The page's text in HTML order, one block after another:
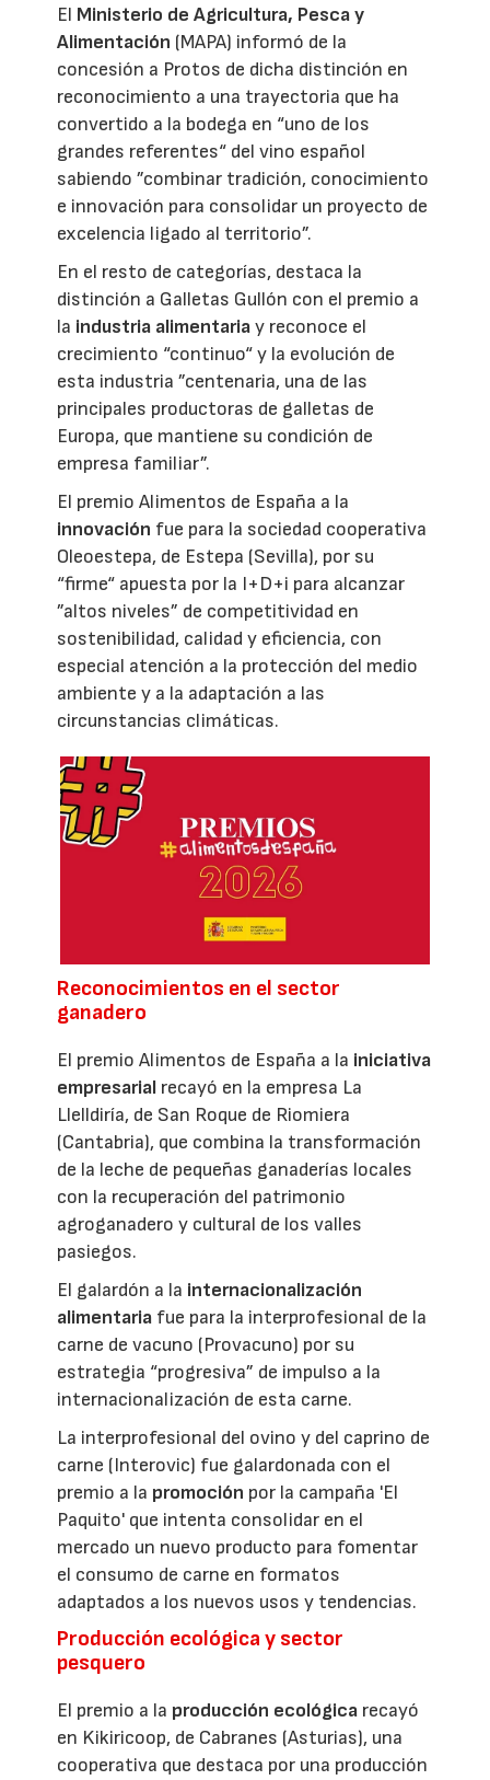
El Ministerio de Agricultura, Pesca y
Alimentación (MAPA) informó de la
concesión a Protos de dicha distinción en
reconocimiento a una trayectoria que ha
convertido a la bodega en “uno de los
grandes referentes“ del vino español
sabiendo ”combinar tradición, conocimiento
e innovación para consolidar un proyecto de
excelencia ligado al territorio”.
En el resto de categorías, destaca la
distinción a Galletas Gullón con el premio a
la industria alimentariay reconoce el
crecimiento “continuo“ y la evolución de
esta industria ”centenaria, una de las
principales productoras de galletas de
Europa, que mantiene su condición de
empresa familiar”.
El premio Alimentos de España a la
innovación fue para la sociedad cooperativa
Oleoestepa, de Estepa (Sevilla), por su
“firme“ apuesta por la I+D+i para alcanzar
”altos niveles” de competitividad en
sostenibilidad, calidad y eficiencia, con
especial atención a la protección del medio
ambiente y a la adaptación a las
circunstancias climáticas.
Reconocimientos en el sector
ganadero
El premio Alimentos de España a la iniciativa
empresarial recayó en la empresa La
Llelldiría, de San Roque de Riomiera
(Cantabria), que combina la transformación
de la leche de pequeñas ganaderías locales
con la recuperación del patrimonio
agroganadero y cultural de los valles
pasiegos.
El galardón a la internacionalización
alimentaria fue para la interprofesional de la
carne de vacuno (Provacuno) por su
estrategia “progresiva” de impulso a la
internacionalización de esta carne.
La interprofesional del ovino y del caprino de
carne (Interovic) fue galardonada con el
premio a la promoción por la campaña 'El
Paquito' que intenta consolidar en el
mercado un nuevo producto para fomentar
el consumo de carne en formatos
adaptados a los nuevos usos y tendencias.
Producción ecológica y sector
pesquero
El premio a la producción ecológica recayó
en Kikiricoop, de Cabranes (Asturias), una
cooperativa que destaca por una producción